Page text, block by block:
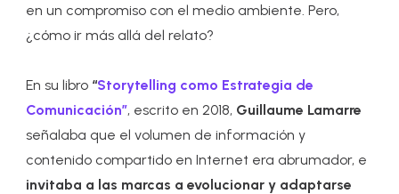
en un compromiso con el medio ambiente. Pero,
¿cómo ir más allá del relato?
En su libro “Storytelling como Estrategia de
Comunicación”, escrito en 2018, Guillaume Lamarre
señalaba que el volumen de información y
contenido compartido en Internet era abrumador, e
invitaba a las marcas a evolucionar y adaptarse